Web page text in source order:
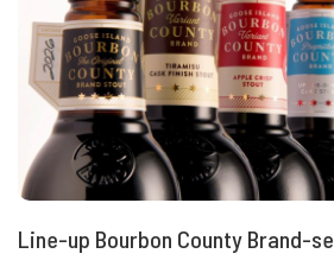
Line-up Bourbon County Brand-